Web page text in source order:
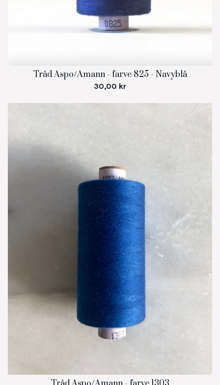
Tråd Aspo/Amann - farve 825 - Navyblå
30,00 kr